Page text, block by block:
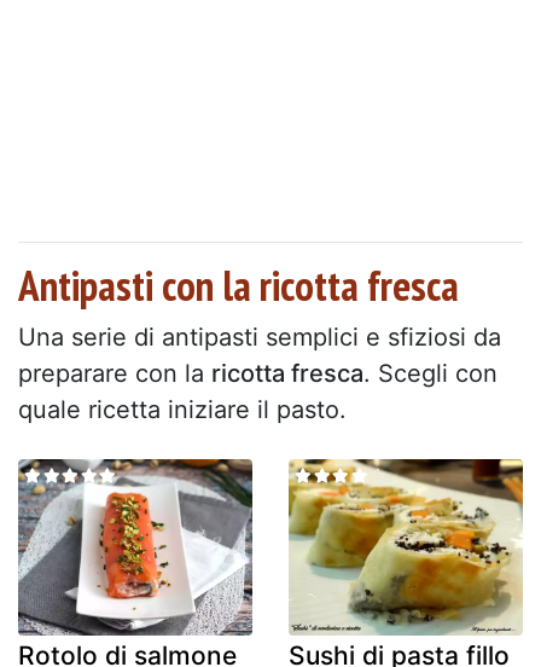
Antipasti con la ricotta fresca
Una serie di antipasti semplici e sfiziosi da
preparare con la ricotta fresca. Scegli con
quale ricetta iniziare il pasto.
Rotolo di salmone Sushi di pasta fillo